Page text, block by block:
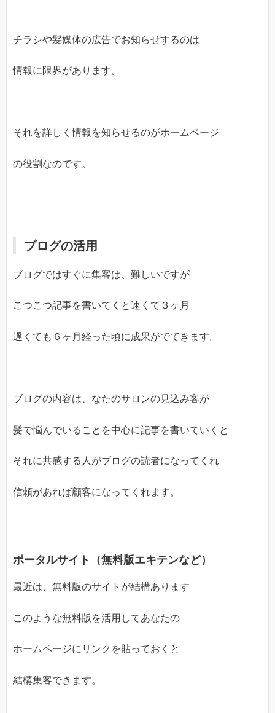
チラシや髪媒体の広告でお知らせするのは
情報に限界があります。
それを詳しく情報を知らせるのがホームページ
の役割なのです。
ブログの活用
ブログではすぐに集客は、難しいですが
こつこつ記事を書いてくと速くて３ヶ月
遅くても６ヶ月経った頃に成果がでてきます。
ブログの内容は、なたのサロンの見込み客が
髪で悩んでいることを中心に記事を書いていくと
それに共感する人がブログの読者になってくれ
信頼があれば顧客になってくれます。
ポータルサイト（無料版エキテンなど）
最近は、無料版のサイトが結構あります
このような無料版を活用してあなたの
ホームページにリンクを貼っておくと
結構集客できます。